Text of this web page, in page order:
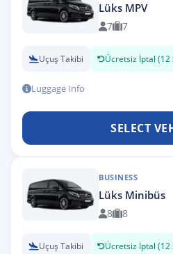
Lüks MPV
7 7
Uçuş Takibi Ücretsiz İptal (12
Luggage Info
SELECT
BUSINESS
Lüks Minibüs
8 8
Uçuş Takibi Ücretsiz İptal (12